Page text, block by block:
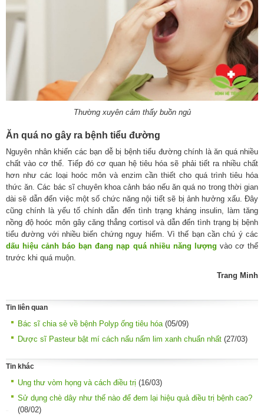
Thường xuyên cảm thấy buồn ngủ
Ăn quá no gây ra bệnh tiểu đường
Nguyên nhân khiến các bạn dễ bị bệnh tiểu đường chính là ăn quá nhiều
chất vào cơ thể. Tiếp đó cơ quan hệ tiêu hóa sẽ phải tiết ra nhiều chất
hơn như các loại hoóc môn và enzim cần thiết cho quá trình tiêu hóa
thức ăn. Các bác sĩ chuyên khoa cảnh báo nếu ăn quá no trong thời gian
dài sẽ dẫn đến việc một số chức năng nội tiết sẽ bị ảnh hưởng xấu. Đây
cũng chính là yếu tố chính dẫn đến tình trạng kháng insulin, làm tăng
nồng độ hoóc môn gây căng thẳng cortisol và dẫn đến tình trạng bị bệnh
tiểu đường với nhiều biến chứng nguy hiểm. Vì thế bạn cần chú ý các
dấu hiệu cảnh báo bạn đang nạp quá nhiều năng lượng vào cơ thể
trước khi quá muộn.
Trang Minh
Tin liên quan
Bác sĩ chia sẻ về bệnh Polyp ống tiêu hóa (05/09)
Dược sĩ Pasteur bật mí cách nấu nấm lim xanh chuẩn nhất (27/03)
Tin khác
Ung thư vòm họng và cách điều trị (16/03)
Sử dụng chè dây như thế nào để đem lại hiệu quả điều trị bệnh cao?
(08/02)